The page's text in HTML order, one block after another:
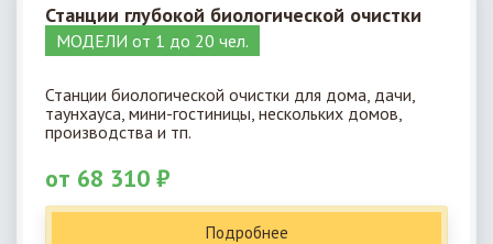
Станции глубокой биологической очистки
МОДЕЛИ от 1 до 20 чел.
Станции биологической очистки для дома, дачи,
таунхауса, мини-гостиницы, нескольких домов,
производства и тп.
от 68 310 ₽
Подробнее